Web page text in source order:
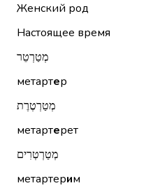
Женский род
Настоящее время
מְטַרְטֵר
метартер
מְטַרְטֶרֶת
метартерет
מְטַרְטְרִים
метартерим